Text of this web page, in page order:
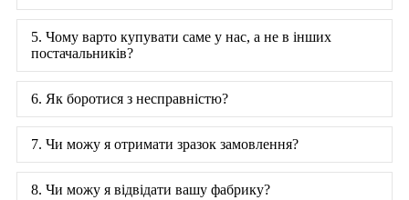
5. Чому варто купувати саме у нас, а не в інших
постачальників?
6. Як боротися з несправністю?
7. Чи можу я отримати зразок замовлення?
8. Чи можу я відвідати вашу фабрику?